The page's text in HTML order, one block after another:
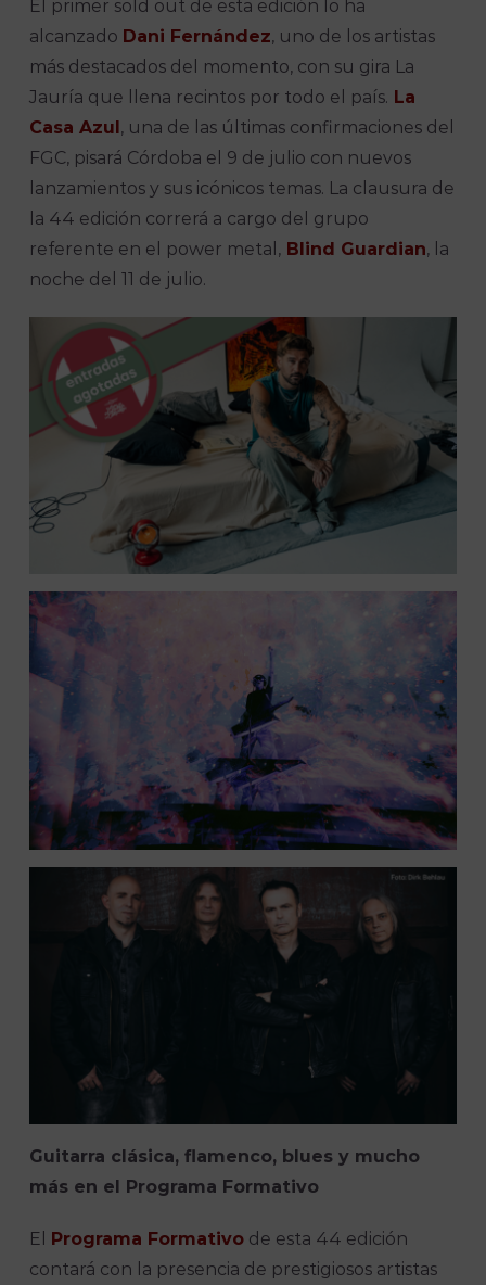
El primer sold out de esta edición lo ha
alcanzado Dani Fernández, uno de los artistas
más destacados del momento, con su gira La
Jauría que llena recintos por todo el país. La
Casa Azul , una de las últimas confirmaciones del
FGC, pisará Córdoba el 9 de julio con nuevos
lanzamientos y sus icónicos temas. La clausura de
la 44 edición correrá a cargo del grupo
referente en el power metal, Blind Guardian, la
noche del 11 de julio.
Guitarra clásica, flamenco, blues y mucho
más en el Programa Formativo
El Programa Formativo de esta 44 edición
contará con la presencia de prestigiosos artistas